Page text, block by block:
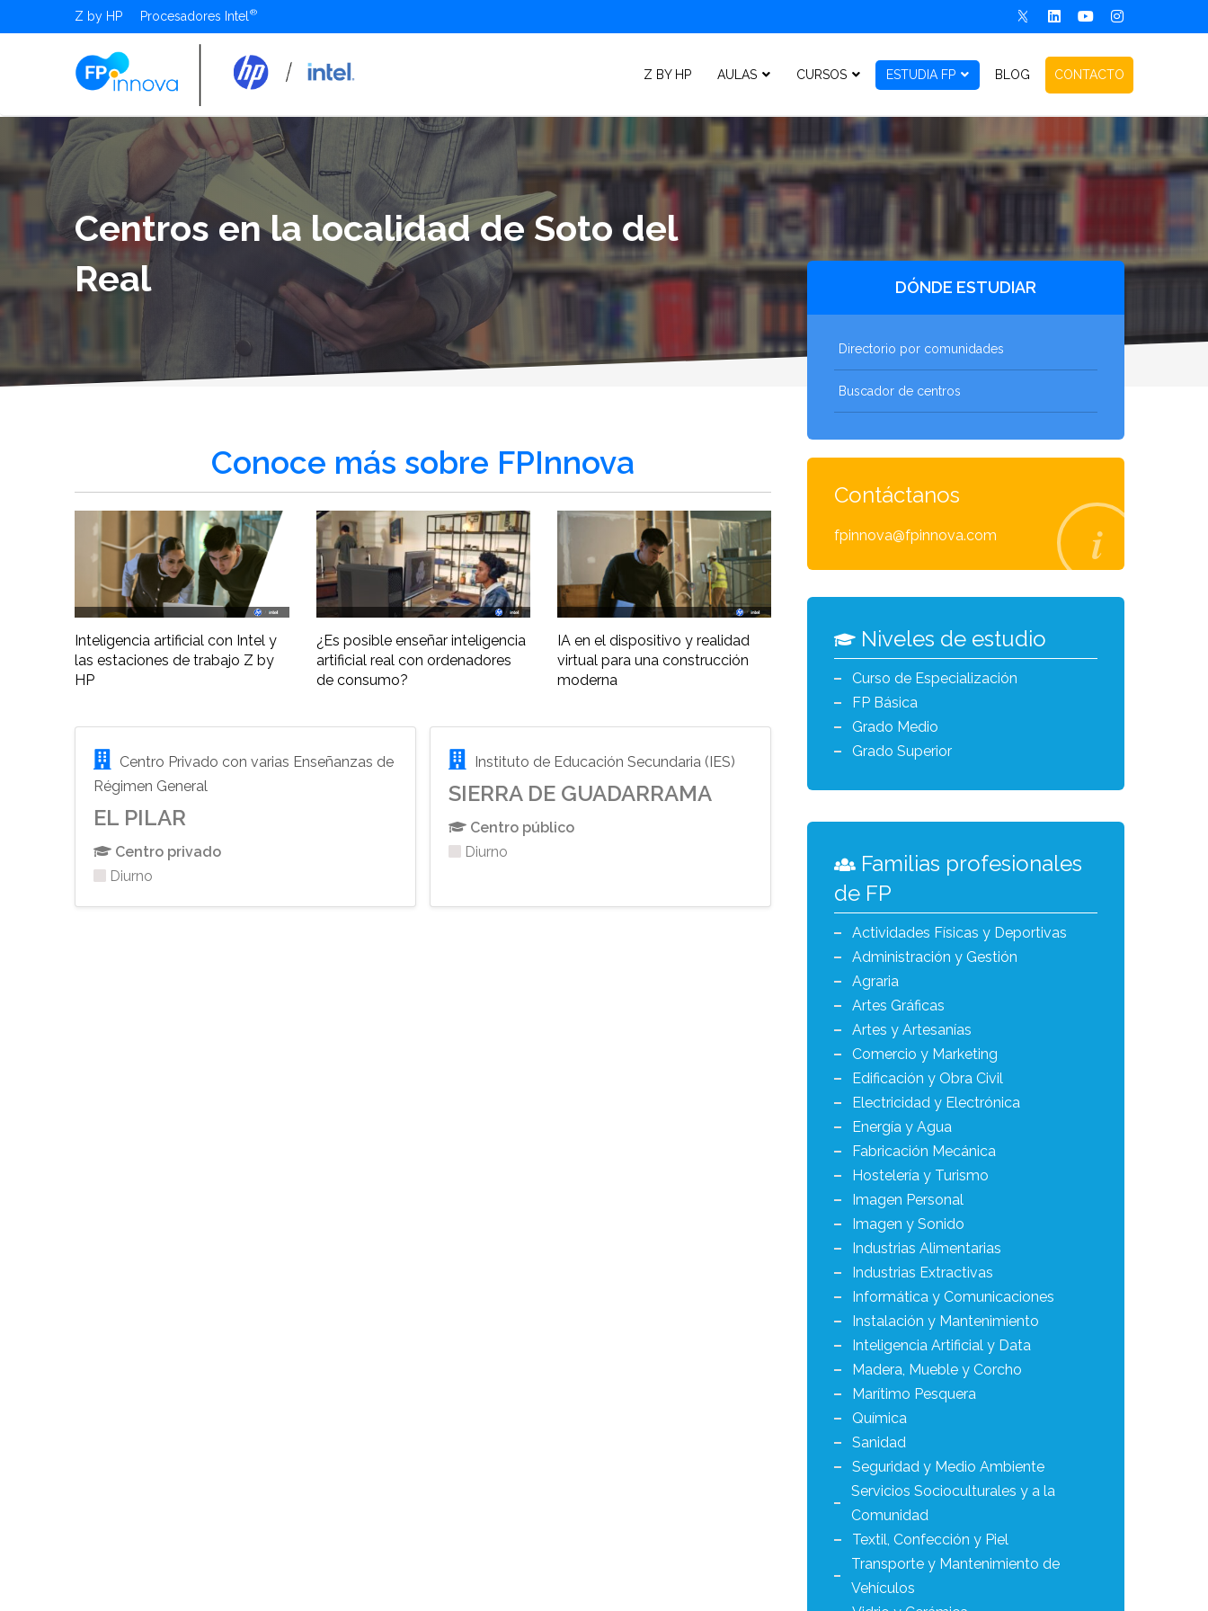
Z by HP Procesadores Intel
Z BY HP AULAS CURSOS ESTUDIA FP BLOG CONTACTO
Centros en la localidad de Soto del
Real
Conoce más sobre FPInnova
Inteligencia artificial con Intel y
las estaciones de trabajo Z by
HP
¿Es posible enseñar inteligencia
artificial real con ordenadores
de consumo?
IA en el dispositivo y realidad
virtual para una construcción
moderna
Centro Privado con varias Enseñanzas de
Régimen General
EL PILAR
Centro privado
Diurno
Instituto de Educación Secundaria (IES)
SIERRA DE GUADARRAMA
Centro público
Diurno
DÓNDE ESTUDIAR
Directorio por comunidades
Buscador de centros
Contáctanos
fpinnova@fpinnova.com
Niveles de estudio
Curso de Especialización
FP Básica
Grado Medio
Grado Superior
Familias profesionales
de FP
Actividades Físicas y Deportivas
Administración y Gestión
Agraria
Artes Gráficas
Artes y Artesanías
Comercio y Marketing
Edificación y Obra Civil
Electricidad y Electrónica
Energía y Agua
Fabricación Mecánica
Hostelería y Turismo
Imagen Personal
Imagen y Sonido
Industrias Alimentarias
Industrias Extractivas
Informática y Comunicaciones
Instalación y Mantenimiento
Inteligencia Artificial y Data
Madera, Mueble y Corcho
Marítimo Pesquera
Química
Sanidad
Seguridad y Medio Ambiente
Servicios Socioculturales y a la
Comunidad
Textil, Confección y Piel
Transporte y Mantenimiento de
Vehículos